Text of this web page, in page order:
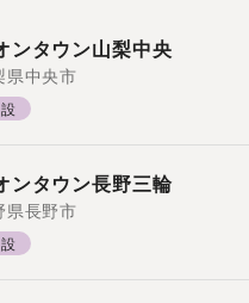
ンタウン山梨中央
県中央市
ンタウン長野三輪
県長野市